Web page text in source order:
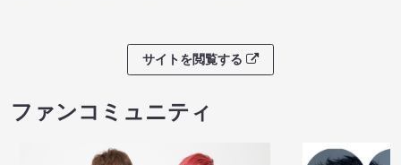
サイトを閲覧する
ファンコミュニティ